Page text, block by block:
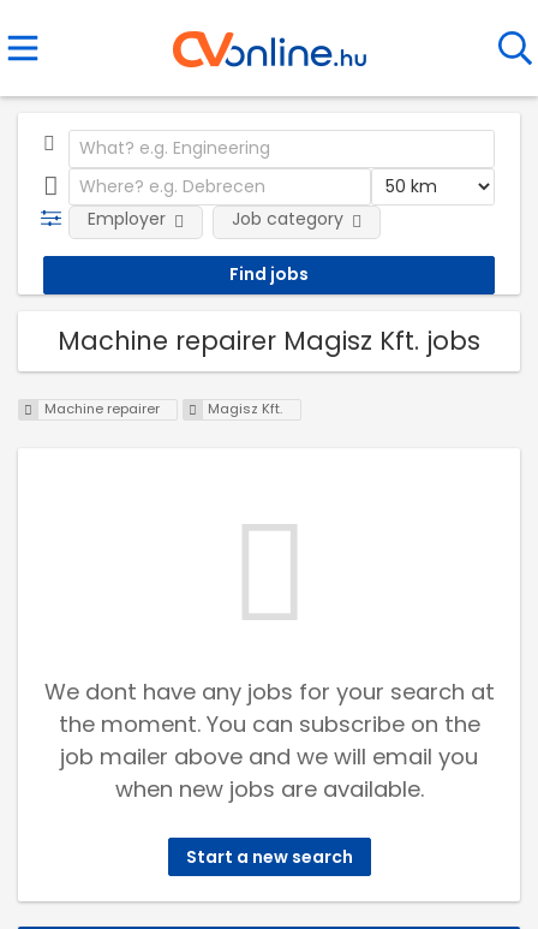
Employer Job category
Machine repairer Magisz Kft. jobs
Machine repairer Magisz Kft.
We dont have any jobs for your search at
the moment. You can subscribe on the
job mailer above and we will email you
when new jobs are available.
Start a new search